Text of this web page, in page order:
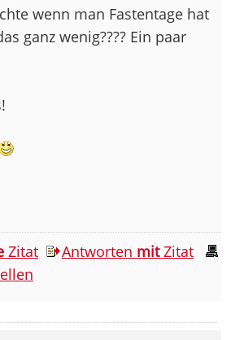
wenn man Fastentage hat
ganz wenig???? Ein paar
Zitat Antworten mitZitat